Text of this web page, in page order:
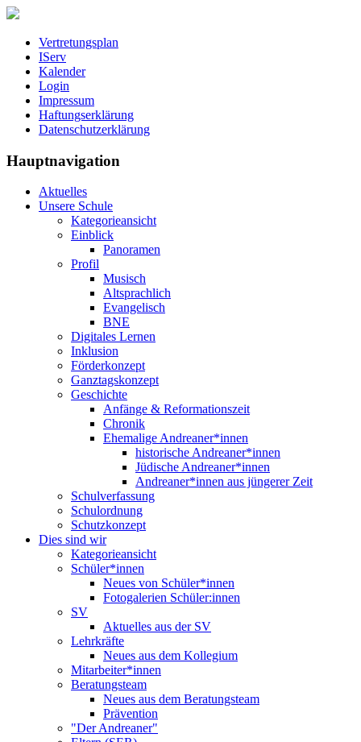
Vertretungsplan
IServ
Kalender
Login
Impressum
Haftungserklärung
Datenschutzerklärung
Hauptnavigation
Aktuelles
Unsere Schule
Kategorieansicht
Einblick
Panoramen
Profil
Musisch
Altsprachlich
Evangelisch
BNE
Digitales Lernen
Inklusion
Förderkonzept
Ganztagskonzept
Geschichte
Anfänge & Reformationszeit
Chronik
Ehemalige Andreaner*innen
historische Andreaner*innen
Jüdische Andreaner*innen
Andreaner*innen aus jüngerer Zeit
Schulverfassung
Schulordnung
Schutzkonzept
Dies sind wir
Kategorieansicht
Schüler*innen
Neues von Schüler*innen
Fotogalerien Schüler:innen
SV
Aktuelles aus der SV
Lehrkräfte
Neues aus dem Kollegium
Mitarbeiter*innen
Beratungsteam
Neues aus dem Beratungsteam
Prävention
"Der Andreaner"